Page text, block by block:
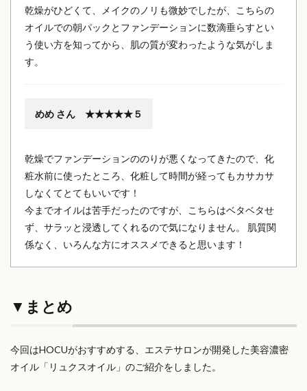
乾燥がひどくて、メイクのノリも微妙でしたが、こちらの
オイルでの朝パックとファンデーションに数滴垂らすとい
う使い方を知ってから、肌の質が変わったような気がしま
す。
めめ さん ★★★★★５
乾燥でファンデーションののりが悪くなってきたので、化
粧水前に使ったところ、化粧して時間が経ってもカサカサ
しなくてとてもいいです！
今までオイルは苦手だったのですが、こちらはベタベタせ
ず、サラッと浸透してくれるので気になりません。 肌質関
係なく、いろんな方にオススメできると思います！
▼まとめ
今回はHOCUがおすすめする、エステサロンが開発した美容濃密
オイル「リュクスオイル」のご紹介をしました。